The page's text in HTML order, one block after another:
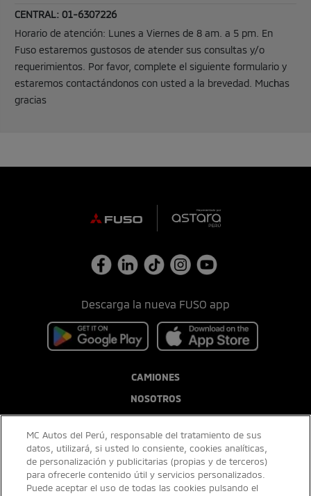
CENTRAL: 01-6307226
Horario de atención: Lunes a Viernes de 8 am. a 5 pm. En
Fuso estaremos gustosos de atender sus consultas y/o
requerimientos. Por favor, complete el siguiente formulario y
estaremos contactándonos con usted a la brevedad. Muchas
gracias
Descarga la nueva FUSO app
CAMIONES
NOSOTROS
POSTVENTA
BLOG
MC Autos del Perú, responsable del tratamiento de sus
datos, utilizará, si usted lo consiente, cookies analíticas,
de personalización y publicitarias (propias y de terceros)
para ofrecerle contenido útil y servicios personalizados.
Puede aceptar el uso de todas las cookies pulsando el